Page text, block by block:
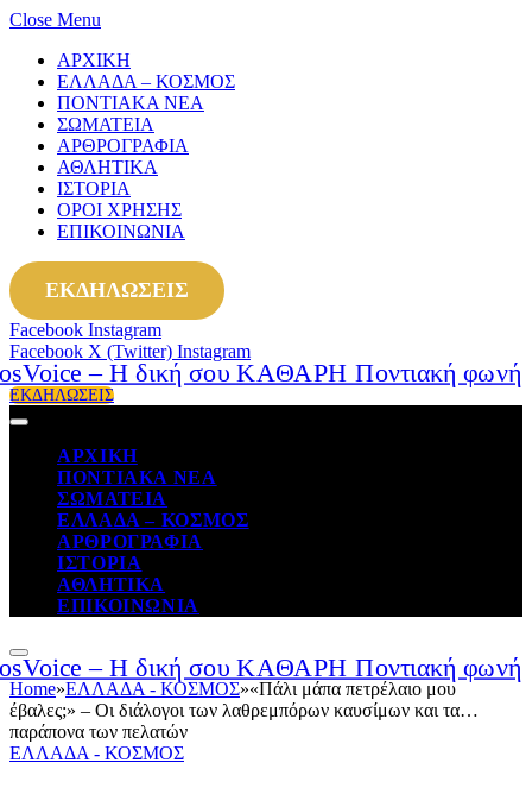
Close Menu
ΑΡΧΙΚΗ
ΕΛΛΑΔΑ – ΚΟΣΜΟΣ
ΠΟΝΤΙΑΚΑ ΝΕΑ
ΣΩΜΑΤΕΙΑ
ΑΡΘΡΟΓΡΑΦΙΑ
ΑΘΛΗΤΙΚΑ
ΙΣΤΟΡΙΑ
ΟΡΟΙ ΧΡΗΣΗΣ
ΕΠΙΚΟΙΝΩΝΙΑ
ΕΚΔΗΛΩΣΕΙΣ
Facebook Instagram
Facebook X (Twitter) Instagram
ΕΚΔΗΛΩΣΕΙΣ
ΑΡΧΙΚΗ
ΠΟΝΤΙΑΚΑ ΝΕΑ
ΣΩΜΑΤΕΙΑ
ΕΛΛΑΔΑ – ΚΟΣΜΟΣ
ΑΡΘΡΟΓΡΑΦΙΑ
ΙΣΤΟΡΙΑ
ΑΘΛΗΤΙΚΑ
ΕΠΙΚΟΙΝΩΝΙΑ
Home»ΕΛΛΑΔΑ - ΚΟΣΜΟΣ»«Πάλι μάπα πετρέλαιο μου
έβαλες;» – Οι διάλογοι των λαθρεμπόρων καυσίμων και τα…
παράπονα των πελατών
ΕΛΛΑΔΑ - ΚΟΣΜΟΣ